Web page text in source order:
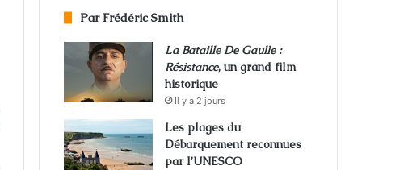
Par Frédéric Smith
La Bataille De Gaulle :
Résistance, un grand film
historique
Il y a 2 jours
Les plages du
Débarquement reconnues
par l’UNESCO